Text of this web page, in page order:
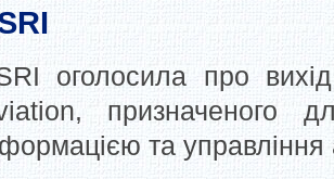
оголосила про
призначеного
та